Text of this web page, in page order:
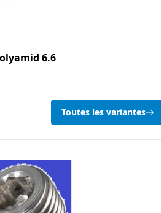
6.6
Toutes les variantes